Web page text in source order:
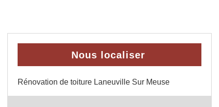
Nous localiser
Rénovation de toiture Laneuville Sur Meuse